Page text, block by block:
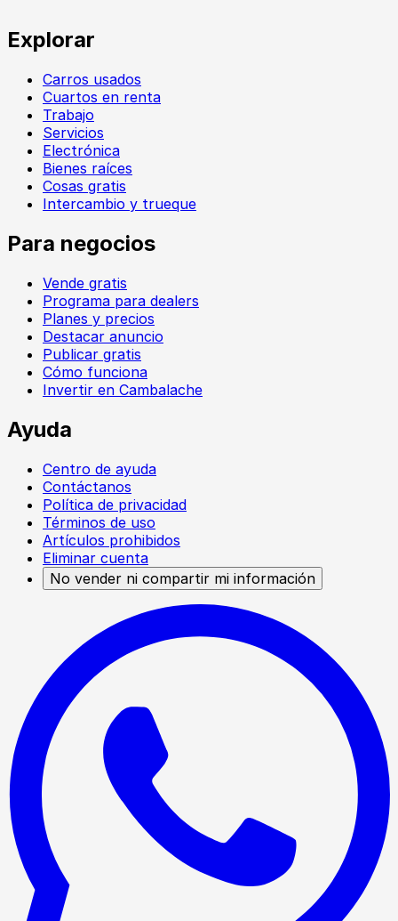
Explorar
Carros usados
Cuartos en renta
Trabajo
Servicios
Electrónica
Bienes raíces
Cosas gratis
Intercambio y trueque
Para negocios
Vende gratis
Programa para dealers
Planes y precios
Destacar anuncio
Publicar gratis
Cómo funciona
Invertir en Cambalache
Ayuda
Centro de ayuda
Contáctanos
Política de privacidad
Términos de uso
Artículos prohibidos
Eliminar cuenta
No vender ni compartir mi información